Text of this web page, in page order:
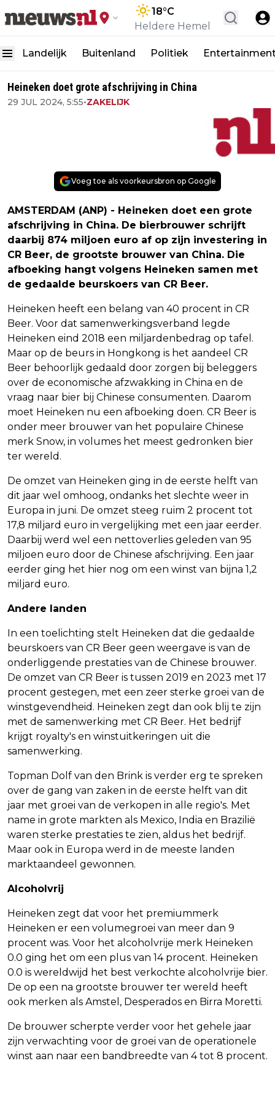
18°C
Heldere Hemel
Landelijk Buitenland Politiek
Heineken doet grote afschrijving in China
29 JUL 2024, 5:55•ZAKELIJK
Voeg toe als voorkeursbron op Google
AMSTERDAM (ANP) - Heineken doet een grote
afschrijving in China. De bierbrouwer schrijft
daarbij 874 miljoen euro af op zijn investering in
CR Beer, de grootste brouwer van China. Die
afboeking hangt volgens Heineken samen met
de gedaalde beurskoers van CR Beer.
Heineken heeft een belang van 40 procent in CR
Beer. Voor dat samenwerkingsverband legde
Heineken eind 2018 een miljardenbedrag op tafel.
Maar op de beurs in Hongkong is het aandeel CR
Beer behoorlijk gedaald door zorgen bij beleggers
over de economische afzwakking in China en de
vraag naar bier bij Chinese consumenten. Daarom
moet Heineken nu een afboeking doen. CR Beer is
onder meer brouwer van het populaire Chinese
merk Snow, in volumes het meest gedronken bier
ter wereld.
De omzet van Heineken ging in de eerste helft van
dit jaar wel omhoog, ondanks het slechte weer in
Europa in juni. De omzet steeg ruim 2 procent tot
17,8 miljard euro in vergelijking met een jaar eerder.
Daarbij werd wel een nettoverlies geleden van 95
miljoen euro door de Chinese afschrijving. Een jaar
eerder ging het hier nog om een winst van bijna 1,2
miljard euro.
Andere landen
In een toelichting stelt Heineken dat die gedaalde
beurskoers van CR Beer geen weergave is van de
onderliggende prestaties van de Chinese brouwer.
De omzet van CR Beer is tussen 2019 en 2023 met 17
procent gestegen, met een zeer sterke groei van de
winstgevendheid. Heineken zegt dan ook blij te zijn
met de samenwerking met CR Beer. Het bedrijf
krijgt royalty's en winstuitkeringen uit die
samenwerking.
Topman Dolf van den Brink is verder erg te spreken
over de gang van zaken in de eerste helft van dit
jaar met groei van de verkopen in alle regio's. Met
name in grote markten als Mexico, India en Brazilië
waren sterke prestaties te zien, aldus het bedrijf.
Maar ook in Europa werd in de meeste landen
marktaandeel gewonnen.
Alcoholvrij
Heineken zegt dat voor het premiummerk
Heineken er een volumegroei van meer dan 9
procent was. Voor het alcoholvrije merk Heineken
0.0 ging het om een plus van 14 procent. Heineken
0.0 is wereldwijd het best verkochte alcoholvrije bier.
De op een na grootste brouwer ter wereld heeft
ook merken als Amstel, Desperados en Birra Moretti.
De brouwer scherpte verder voor het gehele jaar
zijn verwachting voor de groei van de operationele
winst aan naar een bandbreedte van 4 tot 8 procent.